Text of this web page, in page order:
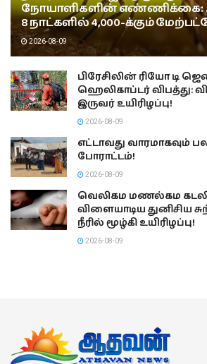
நோயாளிகளின் எண்ணிக்கை:
8 நாட்களில் 4,000-க்கும்
2026-08-09
பிரேசிலின் ரியோ டி
ஹெலிகாப்டர் விபத்து:
இருவர் உயிரிழப்பு!
2026-08-09
எட்டாவது வாரமாகவும்
போராட்டம்!
2026-08-09
வெலிகம மணல்கம
விளையாடிய துனிசிய
நீரில் மூழ்கி உயிரிழப்பு!
2026-08-09